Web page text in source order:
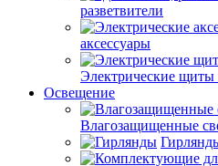
разветвители
аксессуары
Электрические
Освещение
Влагозащищенные